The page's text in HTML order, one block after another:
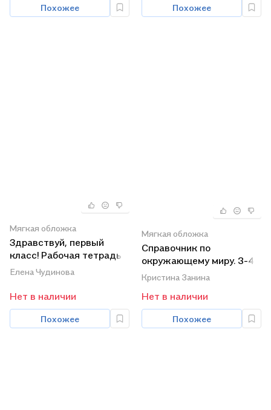
класс. В 2-х частях».
ФГОС (к новому
Похожее Похожее
Мягкая обложка
Здравствуй, первый
класс! Рабочая тетрадь
для адаптации ребенка в
школе (1-5 недели)
Елена Чудинова
Нет в наличии
Похожее
Мягкая обложка
Справочник по
окружающему миру. 3-4
классы
Кристина Занина
Нет в наличии
Похожее